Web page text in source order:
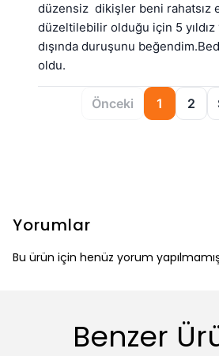
düzensiz  dikişler beni rahatsız
düzeltilebilir olduğu için 5
dışında duruşunu
oldu.
Önceki 1 2
Yorumlar
Bu ürün için henüz yorum
Benzer